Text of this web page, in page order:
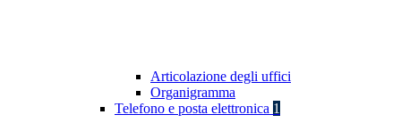
Articolazione degli uffici
Organigramma
Telefono e posta elettronica 1